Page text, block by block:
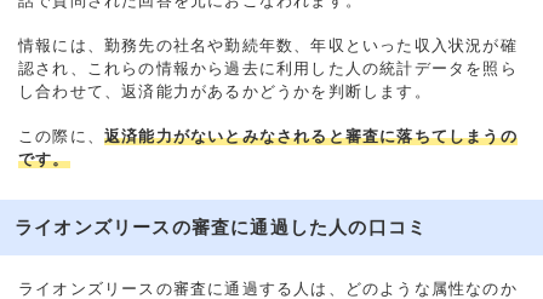
情報には、勤務先の社名や勤続年数、年収といった収入状況が確
認され、これらの情報から過去に利用した人の統計データを照ら
し合わせて、返済能力があるかどうかを判断します。
この際に、 返済能力がないとみなされると審査に落ちてしまうの
です。
ライオンズリースの審査に通過した人の口コミ
ライオンズリースの審査に通過する人は、どのような属性なのか